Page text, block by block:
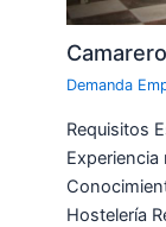
Demanda
Requisitos
Experiencia
Hostelería